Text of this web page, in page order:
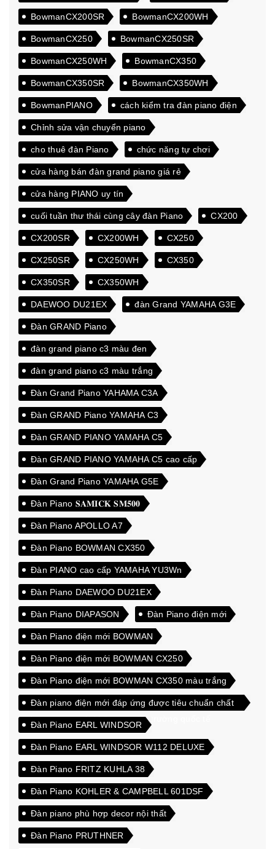
BowmanCX200SR BowmanCX200WH
BowmanCX250 BowmanCX250SR
BowmanCX250WH BowmanCX350
BowmanCX350SR BowmanCX350WH
BowmanPIANO cách kiểm tra đàn piano điện
Chỉnh sửa vận chuyển piano
cho thuê đàn Piano chức năng tự chơi
cửa hàng bán đàn grand piano giá rẻ
cửa hàng PIANO uy tín
cuối tuần thư thái cùng cây đàn Piano CX200
CX200SR CX200WH CX250
CX250SR CX250WH CX350
CX350SR CX350WH
DAEWOO DU21EX đàn Grand YAMAHA G3E
Đàn GRAND Piano
đàn grand piano c3 màu đen
đàn grand piano c3 màu trắng
Đàn Grand Piano YAHAMA C3A
Đàn GRAND Piano YAMAHA C3
Đàn GRAND PIANO YAMAHA C5
Đàn GRAND PIANO YAMAHA C5 cao cấp
Đàn Grand Piano YAMAHA G5E
Đàn Piano 𝐒𝐀𝐌𝐈𝐂𝐊 𝐒𝐌𝟓𝟎𝟎
Đàn Piano APOLLO A7
Đàn Piano BOWMAN CX350
Đàn PIANO cao cấp YAMAHA YU3Wn
Đàn Piano DAEWOO DU21EX
Đàn Piano DIAPASON Đàn Piano điện mới
Đàn Piano điện mới BOWMAN
Đàn Piano điện mới BOWMAN CX250
Đàn Piano điện mới BOWMAN CX350 màu trắng
Đàn piano điện mới đáp ứng được tiêu chuẩn chất
lượng cao xuất khẩu sang thị trường quốc tế
Đàn Piano EARL WINDSOR
Đàn Piano EARL WINDSOR W112 DELUXE
Đàn Piano FRITZ KUHLA 38
Đàn Piano KOHLER & CAMPBELL 601DSF
Đàn piano phù hợp decor nội thất
Đàn Piano PRUTHNER